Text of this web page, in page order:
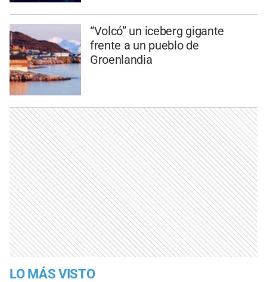
“Volcó” un iceberg gigante
frente a un pueblo de
Groenlandia
LO MÁS VISTO